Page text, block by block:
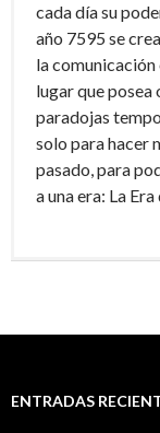
cada día su
año 7595 se
la comunicación
lugar que posea
paradojas
solo para hacer
pasado, para
a una era: La
ENTRADAS